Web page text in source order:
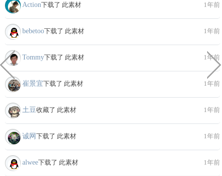
Action下载了 此素材 1年前
bebetoo下载了 此素材 1年前
Tommy下载了 此素材 1年前
崔景宜下载了 此素材 1年前
土豆 收藏了 此素材 1年前
诚网 下载了 此素材 1年前
alwee下载了 此素材 1年前